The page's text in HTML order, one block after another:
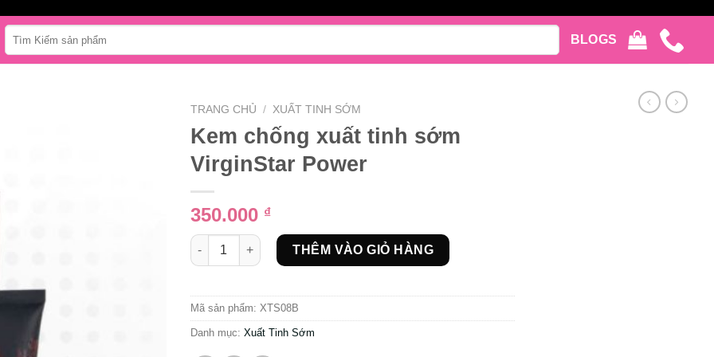
Tìm
kiếm:
BLOGS
TRANG CHỦ / XUẤT TINH SỚM
Kem chống xuất tinh sớm
VirginStar Power
350.000 ₫
Kem chống xuất tinh sớm VirginStar Power số lượng
THÊM VÀO GIỎ HÀNG
Mã sản phẩm: XTS08B
Danh mục: Xuất Tinh Sớm